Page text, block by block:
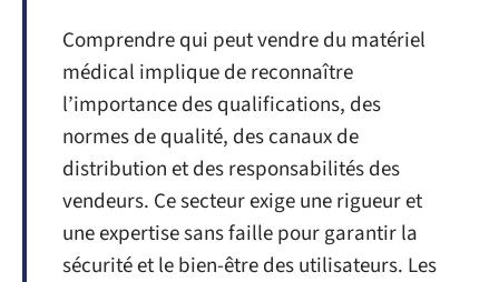
Comprendre qui peut vendre du matériel
médical implique de reconnaître
l’importance des qualifications, des
normes de qualité, des canaux de
distribution et des responsabilités des
vendeurs. Ce secteur exige une rigueur et
une expertise sans faille pour garantir la
sécurité et le bien-être des utilisateurs. Les